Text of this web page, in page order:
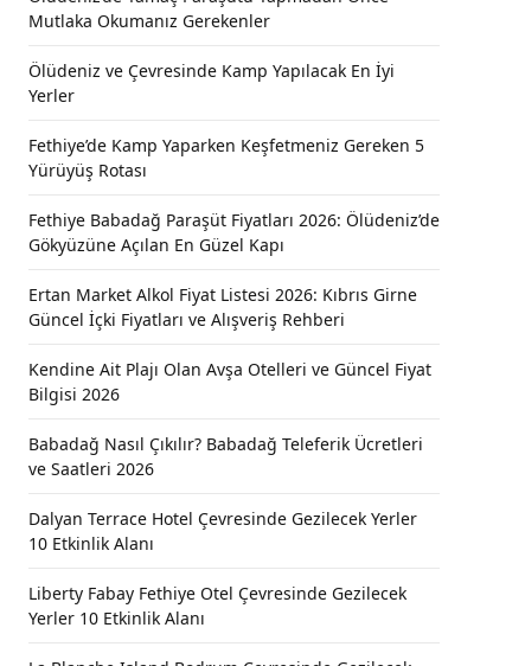
Mutlaka Okumanız Gerekenler
Ölüdeniz ve Çevresinde Kamp Yapılacak En İyi
Yerler
Fethiye’de Kamp Yaparken Keşfetmeniz Gereken 5
Yürüyüş Rotası
Fethiye Babadağ Paraşüt Fiyatları 2026: Ölüdeniz’de
Gökyüzüne Açılan En Güzel Kapı
Ertan Market Alkol Fiyat Listesi 2026: Kıbrıs Girne
Güncel İçki Fiyatları ve Alışveriş Rehberi
Kendine Ait Plajı Olan Avşa Otelleri ve Güncel Fiyat
Bilgisi 2026
Babadağ Nasıl Çıkılır? Babadağ Teleferik Ücretleri
ve Saatleri 2026
Dalyan Terrace Hotel Çevresinde Gezilecek Yerler
10 Etkinlik Alanı
Liberty Fabay Fethiye Otel Çevresinde Gezilecek
Yerler 10 Etkinlik Alanı